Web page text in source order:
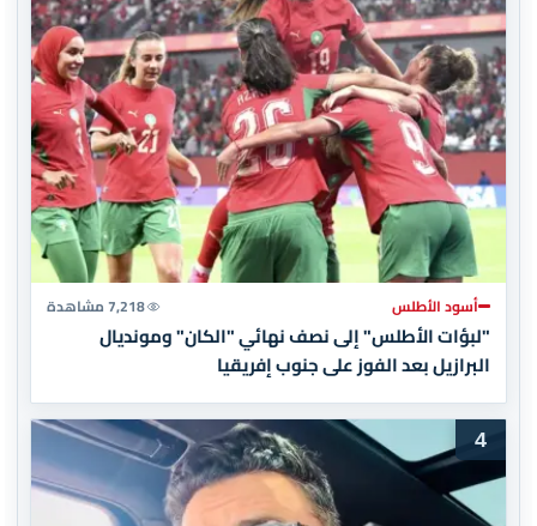
أسود الأطلس 7,218 مشاهدة
"لبؤات الأطلس" إلى نصف نهائي "الكان" ومونديال
البرازيل بعد الفوز على جنوب إفريقيا
4